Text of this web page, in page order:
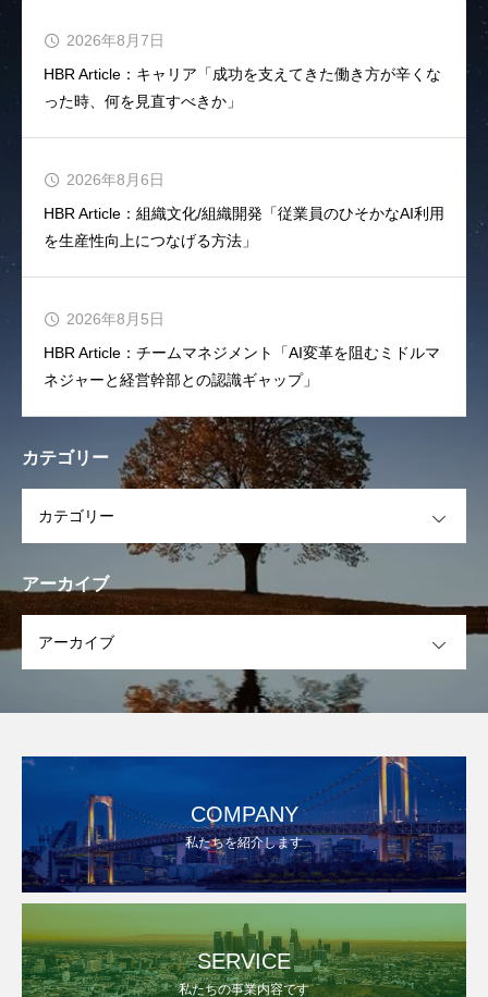
HBR Article：キャリア「成功を支えてきた働き方が辛くな
った時、何を見直すべきか」
2026年8月7日
HBR Article：組織文化/組織開発「従業員のひそかなAI利用
を生産性向上につなげる方法」
2026年8月6日
HBR Article：チームマネジメント「AI変革を阻むミドルマ
ネジャーと経営幹部との認識ギャップ」
2026年8月5日
カテゴリー
アーカイブ
COMPANY
私たちを紹介します
SERVICE
私たちの事業内容です